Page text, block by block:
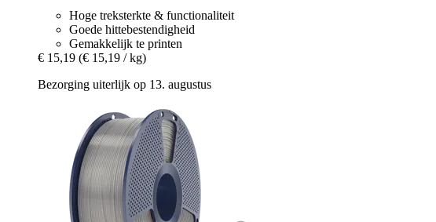
Hoge treksterkte & functionaliteit
Goede hittebestendigheid
Gemakkelijk te printen
€ 15,19 (€ 15,19 / kg)
Bezorging uiterlijk op 13. augustus